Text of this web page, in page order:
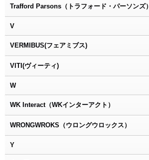
Trafford Parsons（トラフォード・パーソンズ）
V
VERMIBUS(フェアミブス)
VITI(ヴィーティ)
W
WK Interact（WKインターアクト）
WRONGWROKS（ウロングウロックス）
Y